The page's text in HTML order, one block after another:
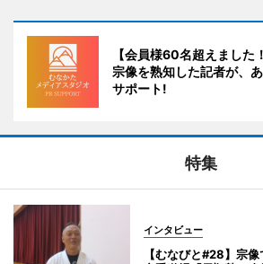
【会員様60名超えました
宗像を熟知した記者が、
サポート!
特集
インタビュー
【むなびと#28】宗